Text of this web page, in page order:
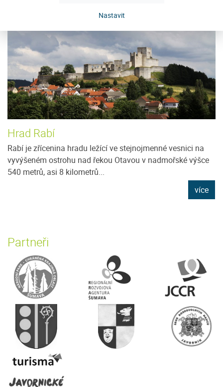
Nastavit
Hrad Rabí
Rabí je zřícenina hradu ležící ve stejnojmenné vesnici na
vyvýšeném ostrohu nad řekou Otavou v nadmořské výšce
540 metrů, asi 8 kilometrů...
více
Partneři